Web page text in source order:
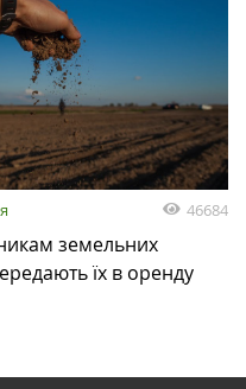
46684
земельних
їх в оренду